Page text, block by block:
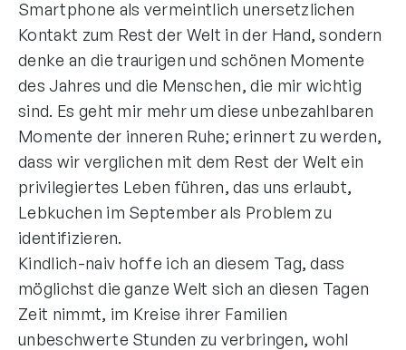
Smartphone als vermeintlich unersetzlichen
Kontakt zum Rest der Welt in der Hand, sondern
denke an die traurigen und schönen Momente
des Jahres und die Menschen, die mir wichtig
sind. Es geht mir mehr um diese unbezahlbaren
Momente der inneren Ruhe; erinnert zu werden,
dass wir verglichen mit dem Rest der Welt ein
privilegiertes Leben führen, das uns erlaubt,
Lebkuchen im September als Problem zu
identifizieren.
Kindlich-naiv hoffe ich an diesem Tag, dass
möglichst die ganze Welt sich an diesen Tagen
Zeit nimmt, im Kreise ihrer Familien
unbeschwerte Stunden zu verbringen, wohl